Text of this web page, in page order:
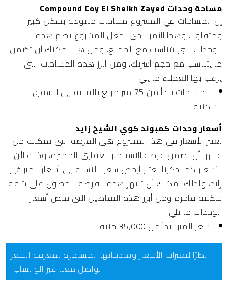
مساحة وحدات Compound Coy El Sheikh Zayed
إن المساحات في المشروع مساحات متنوعة بشكل كبير
ومتفاوت وهذا الأمر الذي يجعل المشروع يضم هذه
الوحدات التي تتناسب مع الجميع، ومن هنا يمكنك أن تضمن
ما يتناسب مع حجم أسرتك، ومن أبرز هذه المساحات التي
يرغب بها العملاء ما يلي:
المساحات تبدأ من 75 متر مربع بالنسبة إلى الشقق
السكنية.
أسعار وحدات كمبوند كوي الشيخ زايد
تعتبر الأسعار في هذا المشروع هي الفرصة التي يمكنك من
قبلها أن تضمن فرصة الاستثمار العقاري المميزة، وذلك لأن
الأسعار كما ذكرنا يعتبر أرخص سعر بالنسبة إلى أسعار المتر في
زايد، ولذلك يمكنك أن تنتهز هذه الفرصة للحصول على شقة
سكنية فاخرة ومن أبرز هذه التفاصيل التي تخص أسعار
الوحدات ما يلي:
سعر المتر يبدأ من 35,000 جنيه.
نظرًا لتغيرات الأسعار وتحديثاتها المستمرة لمعرفة السعر
تواصل معنا عبر الواتساب